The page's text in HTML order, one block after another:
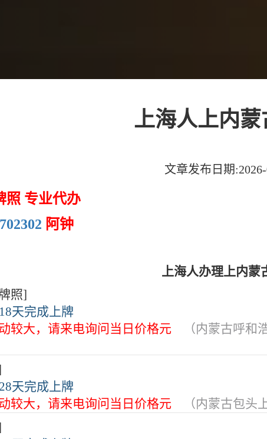
上海人上内
文章发布日期
照 专业代办
阿钟
上海人办理上内蒙
照]
18天完成上牌
较大，请来电询问当日价格元
（内蒙古呼
28天完成上牌
较大，请来电询问当日价格元
（内蒙古包头